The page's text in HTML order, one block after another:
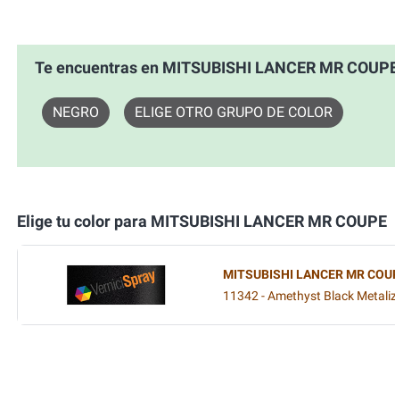
Te encuentras en MITSUBISHI LANCER MR
NEGRO ELIGE OTRO GRUPO DE COLOR
Elige tu color para MITSUBISHI LANCER MR COUPE
MITSUBISHI LANCER MR
11342 - Amethyst Black